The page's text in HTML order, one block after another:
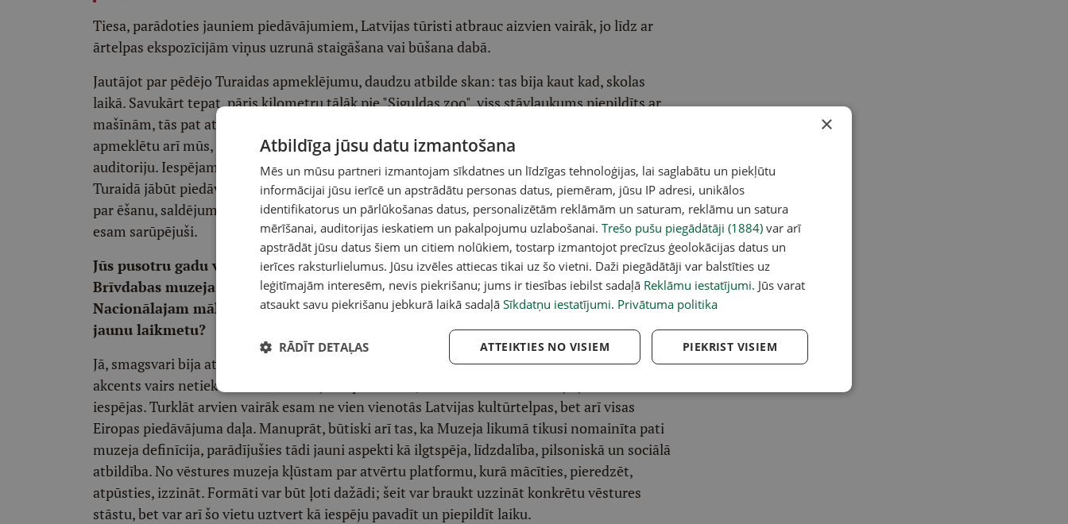
Tiesa, parādoties jauniem piedāvājumiem, Latvijas tūristi atbrauc aizvien vairāk, jo līdz ar
ārtelpas ekspozīcijām viņus uzrunā staigāšana vai būšana dabā.
Jautājot par pēdējo Turaidas apmeklējumu, daudzu atbilde skan: tas bija kaut kad, skolas
laikā. Savukārt tepat, pāris kilometru tālāk pie "Siguldas zoo", viss stāvlaukums piepildīts ar
mašīnām, tās pat atstātas ārā uz lielā ceļa. Mēs ļoti gribētu, lai daļa zoo auditorijas
apmeklētu arī mūs, bet, lai tā notiktu, jāiegulda darbs, kas vairāk vērsts tieši uz latviešu
auditoriju. Iespējams, ģeopolitiskā situācija cilvēkiem liks pārskatīt ceļošanas paradumus, un
Turaidā jābūt piedāvājumam, lai viņi brauktu un izvēlētos laiku pavadīt tieši šeit. Jādomā arī
par ēšanu, saldējumu, ūdens padzeršanos un iespējām piknikot. Šajā gadā visu nosaukto
esam sarūpējuši.
Jūs pusotru gadu vadāt Turaidu, nedaudz agrāk nomainījās arī Rundāles pils,
Brīvdabas muzeja vadība, pirms dažām dienām jaunu direktori apstiprināja arī
Nacionālajam mākslas muzejam. Vai Latvijas lielo muzeju darbā var runāt par
jaunu laikmetu?
Jā, smagsvari bija atpazīstami teju pusgadsimtu ilgā laika periodā. Iespējams, tagad tik liels
akcents vairs netiek vērsts uz vadītāju kā personību, vairāk uzsveram muzeju jaunās
iespējas. Turklāt arvien vairāk esam ne vien vienotās Latvijas kultūrtelpas, bet arī visas
Eiropas piedāvājuma daļa. Manuprāt, būtiski arī tas, ka Muzeja likumā tikusi nomainīta pati
muzeja definīcija, parādījušies tādi jauni aspekti kā ilgtspēja, līdzdalība, pilsoniskā un sociālā
atbildība. No vēstures muzeja kļūstam par atvērtu platformu, kurā mācīties, pieredzēt,
atpūsties, izzināt. Formāti var būt ļoti dažādi; šeit var braukt uzzināt konkrētu vēstures
stāstu, bet var arī šo vietu uztvert kā iespēju pavadīt un piepildīt laiku.
×
Atbildīga jūsu datu izmantošana
Mēs un mūsu partneri izmantojam sīkdatnes un līdzīgas tehnoloģijas, lai saglabātu un piekļūtu
informācijai jūsu ierīcē un apstrādātu personas datus, piemēram, jūsu IP adresi, unikālos
identifikatorus un pārlūkošanas datus, personalizētām reklāmām un saturam, reklāmu un satura
mērīšanai, auditorijas ieskatiem un pakalpojumu uzlabošanai. Trešo pušu piegādātāji (1884) var arī
apstrādāt jūsu datus šiem un citiem nolūkiem, tostarp izmantojot precīzus ģeolokācijas datus un
ierīces raksturlielumus. Jūsu izvēles attiecas tikai uz šo vietni. Daži piegādātāji var balstīties uz
leģitīmajām interesēm, nevis piekrišanu; jums ir tiesības iebilst sadaļā Reklāmu iestatījumi. Jūs varat
atsaukt savu piekrišanu jebkurā laikā sadaļā Sīkdatņu iestatījumi. Privātuma politika
PIEKRIST VISIEM
ATTEIKTIES NO VISIEM
RĀDĪT DETAĻAS